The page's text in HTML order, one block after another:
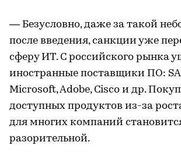
— Безусловно, даже за такой
после введения, санкции уже
сферу ИТ. С российского рынка
иностранные поставщики ПО:
Microsoft, Adobe, Cisco и др.
доступных продуктов из-за
для многих компаний
разорительной.